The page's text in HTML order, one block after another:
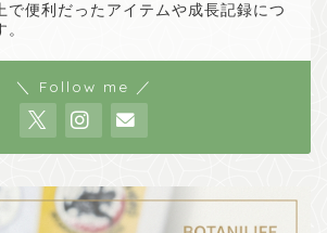
で便利だったアイテムや成長記録につ
＼ Follow me ／